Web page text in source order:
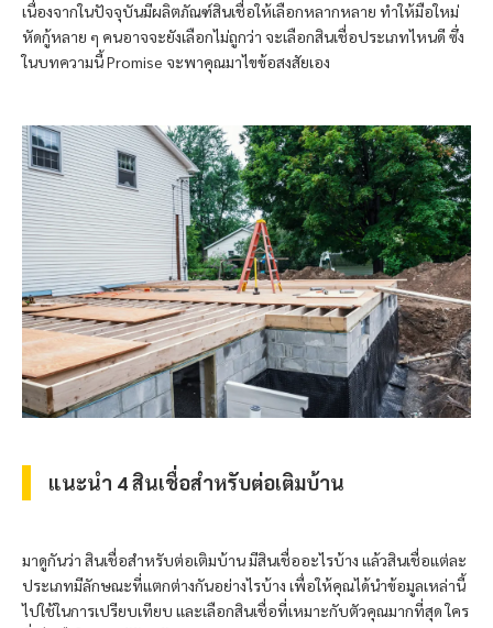
เนื่องจากในปัจจุบันมีผลิตภัณฑ์สินเชื่อให้เลือกหลากหลาย ทำให้มือใหม่
หัดกู้หลาย ๆ คนอาจจะยังเลือกไม่ถูกว่า จะเลือกสินเชื่อประเภทไหนดี ซึ่ง
ในบทความนี้ Promise จะพาคุณมาไขข้อสงสัยเอง
แนะนำ 4 สินเชื่อสำหรับต่อเติมบ้าน
มาดูกันว่า สินเชื่อสำหรับต่อเติมบ้าน มีสินเชื่ออะไรบ้าง แล้วสินเชื่อแต่ละ
ประเภทมีลักษณะที่แตกต่างกันอย่างไรบ้าง เพื่อให้คุณได้นำข้อมูลเหล่านี้
ไปใช้ในการเปรียบเทียบ และเลือกสินเชื่อที่เหมาะกับตัวคุณมากที่สุด ใคร